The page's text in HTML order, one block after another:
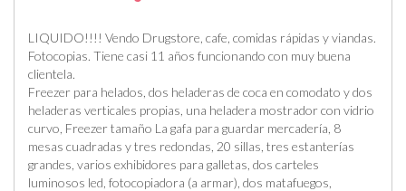
LIQUIDO!!!! Vendo Drugstore, cafe, comidas rápidas y viandas.
Fotocopias. Tiene casi 11 años funcionando con muy buena
clientela.
Freezer para helados, dos heladeras de coca en comodato y dos
heladeras verticales propias, una heladera mostrador con vidrio
curvo, Freezer tamaño La gafa para guardar mercadería, 8
mesas cuadradas y tres redondas, 20 sillas, tres estanterías
grandes, varios exhibidores para galletas, dos carteles
luminosos led, fotocopiadora (a armar), dos matafuegos,